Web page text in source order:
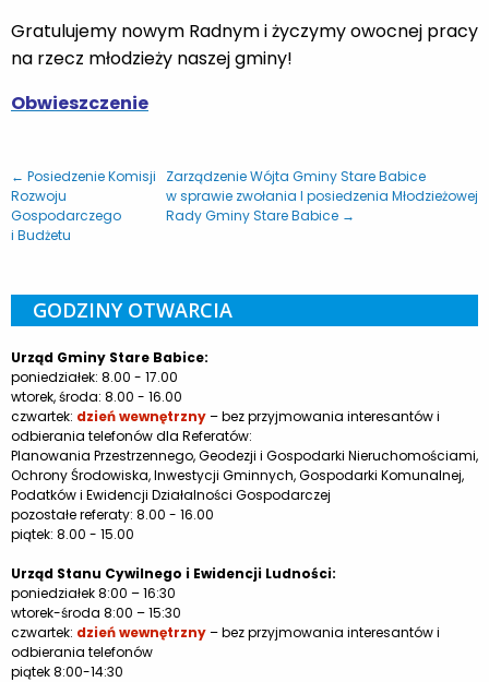
Gratulujemy nowym Radnym i życzymy owocnej pracy
na rzecz młodzieży naszej gminy!
Obwieszczenie
← Posiedzenie Komisji
Rozwoju
Gospodarczego
i Budżetu
Zarządzenie Wójta Gminy Stare Babice
w sprawie zwołania I posiedzenia Młodzieżowej
Rady Gminy Stare Babice →
GODZINY OTWARCIA
Urząd Gminy Stare Babice:
poniedziałek: 8.00 - 17.00
wtorek, środa: 8.00 - 16.00
czwartek: dzień wewnętrzny– bez przyjmowania interesantów i
odbierania telefonów dla Referatów:
Planowania Przestrzennego, Geodezji i Gospodarki Nieruchomościami,
Ochrony Środowiska, Inwestycji Gminnych, Gospodarki Komunalnej,
Podatków i Ewidencji Działalności Gospodarczej
pozostałe referaty: 8.00 - 16.00
piątek: 8.00 - 15.00
Urząd Stanu Cywilnego i Ewidencji Ludności:
poniedziałek 8:00 – 16:30
wtorek-środa 8:00 – 15:30
czwartek: dzień wewnętrzny– bez przyjmowania interesantów i
odbierania telefonów
piątek 8:00-14:30